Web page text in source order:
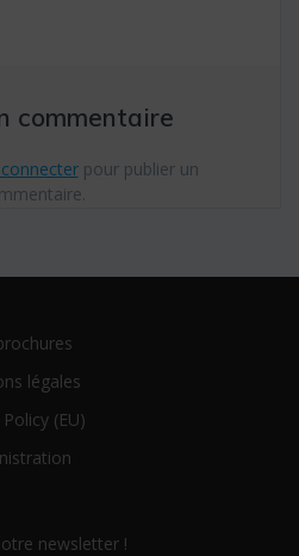
commentaire
pour publier un
légales
(EU)
newsletter !